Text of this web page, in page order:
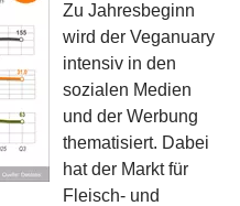
Zu Jahresbeginn
wird der Veganuary
intensiv in den
sozialen Medien
und der Werbung
thematisiert. Dabei
hat der Markt für
Fleisch- und